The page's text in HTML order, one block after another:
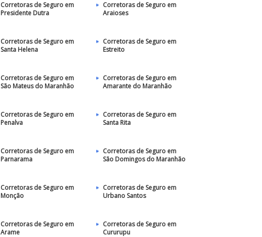
Corretoras de Seguro em
Presidente Dutra
Corretoras de Seguro em
Araioses
Corretoras de Seguro em
Santa Helena
Corretoras de Seguro em
Estreito
Corretoras de Seguro em
São Mateus do Maranhão
Corretoras de Seguro em
Amarante do Maranhão
Corretoras de Seguro em
Penalva
Corretoras de Seguro em
Santa Rita
Corretoras de Seguro em
Parnarama
Corretoras de Seguro em
São Domingos do Maranhão
Corretoras de Seguro em
Monção
Corretoras de Seguro em
Urbano Santos
Corretoras de Seguro em
Arame
Corretoras de Seguro em
Cururupu